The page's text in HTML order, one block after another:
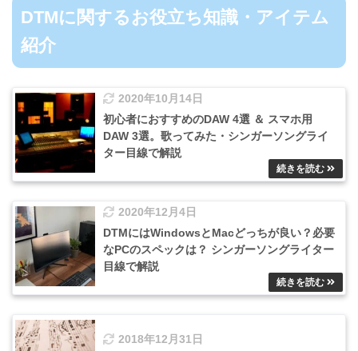
DTMに関するお役立ち知識・アイテム
紹介
2020年10月14日
初心者におすすめのDAW 4選 ＆ スマホ用
DAW 3選。歌ってみた・シンガーソングライ
ター目線で解説
2020年12月4日
DTMにはWindowsとMacどっちが良い？必要
なPCのスペックは？ シンガーソングライター
目線で解説
2018年12月31日